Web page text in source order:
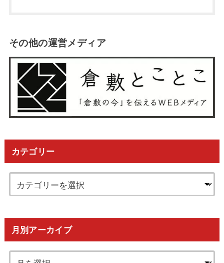
その他の運営メディア
カテゴリー
月別アーカイブ